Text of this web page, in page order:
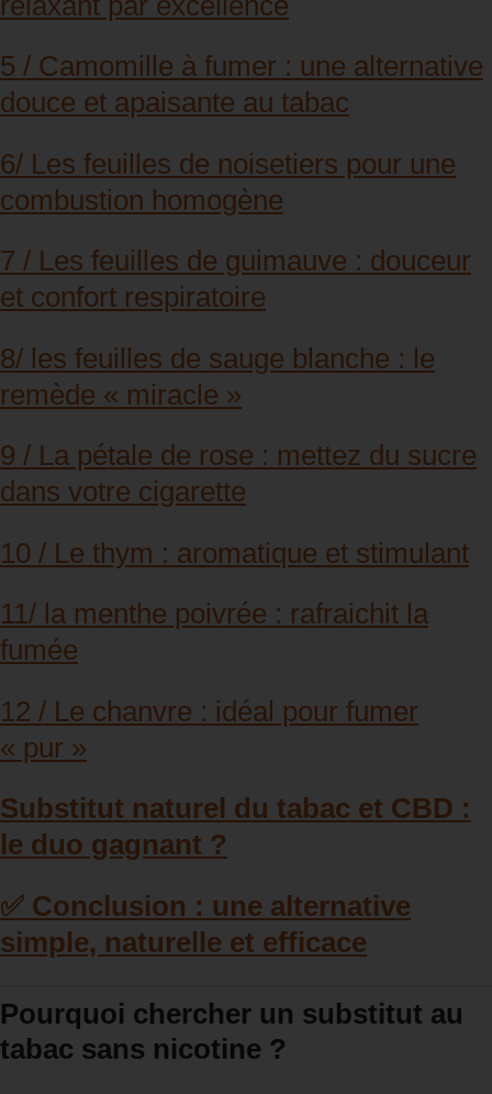
5 / Camomille à fumer : une alternative
douce et apaisante au tabac
6/ Les feuilles de noisetiers pour une
combustion homogène
7 / Les feuilles de guimauve : douceur
et confort respiratoire
8/ les feuilles de sauge blanche : le
remède « miracle »
9 / La pétale de rose : mettez du sucre
dans votre cigarette
10 / Le thym : aromatique et stimulant
11/ la menthe poivrée : rafraichit la
fumée
12 / Le chanvre : idéal pour fumer
« pur »
Substitut naturel du tabac et CBD :
le duo gagnant ?
✅ Conclusion : une alternative
simple, naturelle et efficace
Pourquoi chercher un substitut au
tabac sans nicotine ?